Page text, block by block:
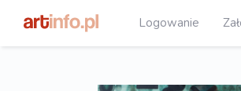
Logowanie